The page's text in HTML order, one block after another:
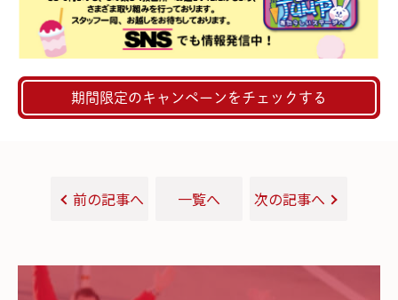
期間限定のキャンペーンをチェックする
前の記事へ 一覧へ 次の記事へ